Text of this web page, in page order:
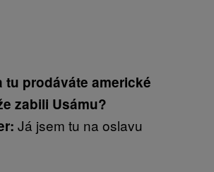
tu prodáváte americké
zabili Usámu?
Já jsem tu na oslavu